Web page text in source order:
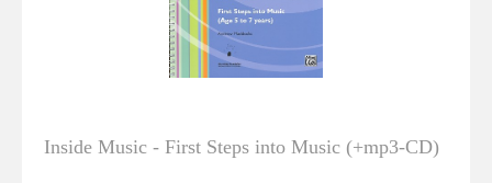
Inside Music - First Steps into Music (+mp3-CD)